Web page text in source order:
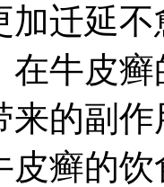
加迁延
在牛皮
来的副
皮癣的